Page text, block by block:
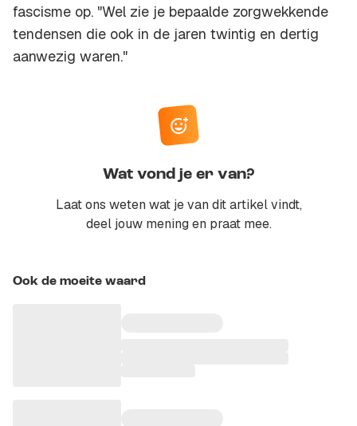
fascisme op. "Wel zie je bepaalde zorgwekkende
tendensen die ook in de jaren twintig en dertig
aanwezig waren."
Wat vond je er van?
Laat ons weten wat je van dit artikel vindt,
deel jouw mening en praat mee.
Ook de moeite waard